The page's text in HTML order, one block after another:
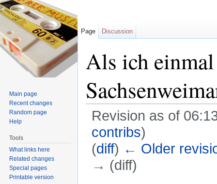
Als ich
Revision as of
contribs)
(diff) ← Older
→ (diff)
Page Discussion
Main page
Recent changes
Random page
Help
Tools
What links here
Related changes
Special pages
Printable version